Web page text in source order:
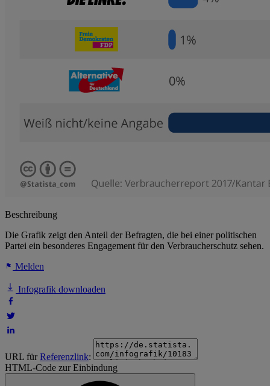
Beschreibung
Die Grafik zeigt den Anteil der Befragten, die bei einer politischen
Partei ein besonderes Engagement für den Verbraucherschutz sehen.
Melden
Infografik downloaden
URL fürReferenzlink:
HTML-Code zur Einbindung